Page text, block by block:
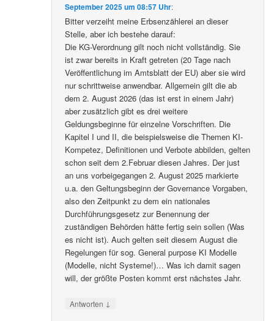
September 2025 um 08:57 Uhr:
Bitter verzeiht meine Erbsenzählerei an dieser
Stelle, aber ich bestehe darauf:
Die KG-Verordnung gilt noch nicht vollständig. Sie
ist zwar bereits in Kraft getreten (20 Tage nach
Veröffentlichung im Amtsblatt der EU) aber sie wird
nur schrittweise anwendbar. Allgemein gilt die ab
dem 2. August 2026 (das ist erst in einem Jahr)
aber zusätzlich gibt es drei weitere
Geldungsbeginne für einzelne Vorschriften. Die
Kapitel I und II, die beispielsweise die Themen KI-
Kompetez, Definitionen und Verbote abbilden, gelten
schon seit dem 2.Februar diesen Jahres. Der just
an uns vorbeigegangen 2. August 2025 markierte
u.a. den Geltungsbeginn der Governance Vorgaben,
also den Zeitpunkt zu dem ein nationales
Durchführungsgesetz zur Benennung der
zuständigen Behörden hätte fertig sein sollen (Was
es nicht ist). Auch gelten seit diesem August die
Regelungen für sog. General purpose KI Modelle
(Modelle, nicht Systeme!)… Was ich damit sagen
will, der größte Posten kommt erst nächstes Jahr.
Antworten ↓